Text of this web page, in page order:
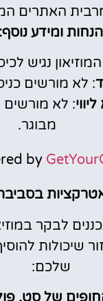
האתרים
הנחות ומידע נוסף:
נגיש
: לא מורשים
: לא מורשים
מבוגר.
by
לבקר
שיכולות
שלכם:
של סט.